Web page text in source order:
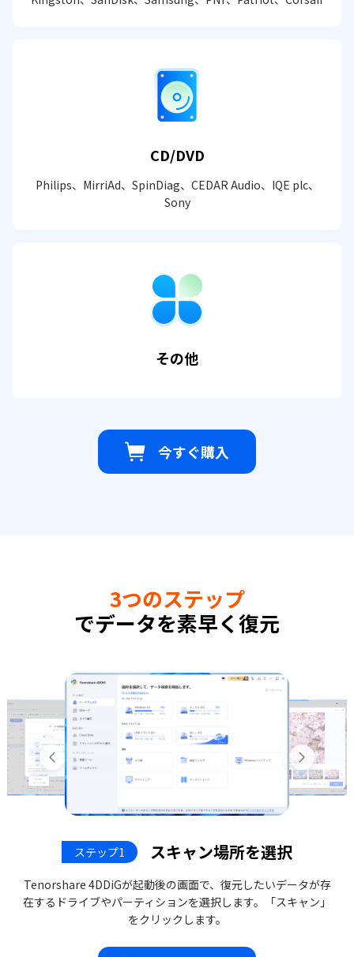
CD/DVD
Philips、MirriAd、SpinDiag、CEDAR Audio、IQE plc、
Sony
その他
今すぐ購入
3つのステップ
でデータを素早く復元
ステップ1 スキャン場所を選択
Tenorshare 4DDiGが起動後の画面で、復元したいデータが存
在するドライブやパーティションを選択します。「スキャン」
をクリックします。